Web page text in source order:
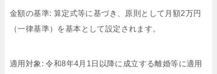
金額の基準: 算定式等に基づき、原則として月額2万円
（一律基準）を基本として設定されます。
適用対象: 令和8年4月1日以降に成立する離婚等に適用